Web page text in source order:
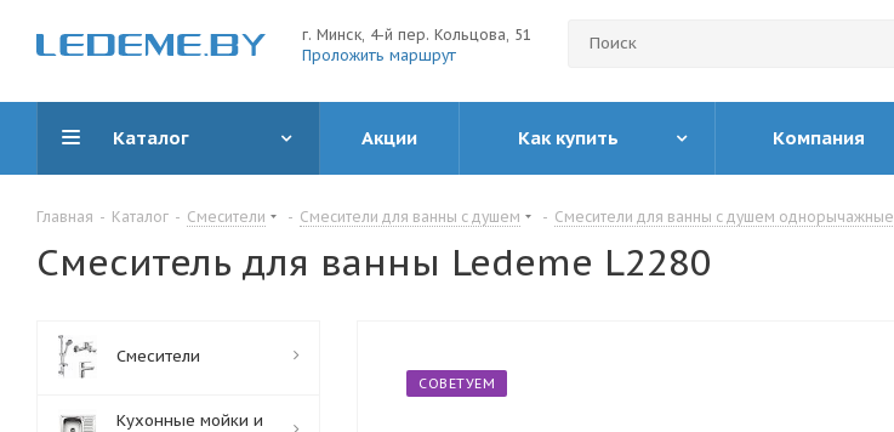
г. Минск, 4-й пер. Кольцова, 51
Проложить маршрут
Каталог Акции Как купить Компания
Главная - Каталог - Смесители - Смесители для ванны с душем - Смесители для ванны с душем однорычажные
Смеситель для ванны Ledeme L2280
СОВЕТУЕМ
Смесители
Кухонные мойки и